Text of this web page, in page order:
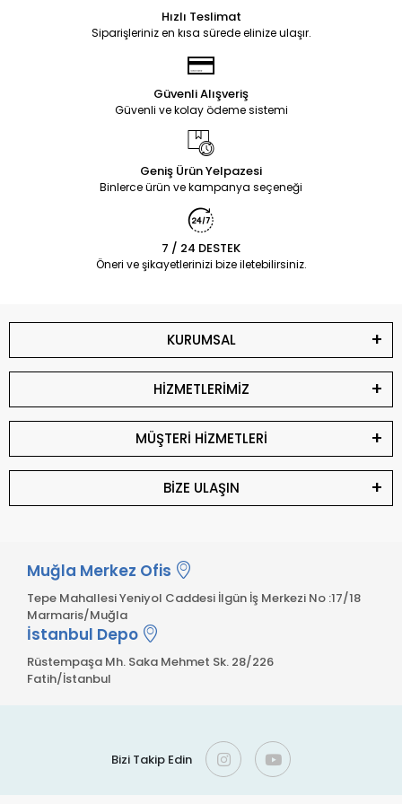
Hızlı Teslimat
Siparişleriniz en kısa sürede elinize ulaşır.
Güvenli Alışveriş
Güvenli ve kolay ödeme sistemi
Geniş Ürün Yelpazesi
Binlerce ürün ve kampanya seçeneği
7 / 24 DESTEK
Öneri ve şikayetlerinizi bize iletebilirsiniz.
KURUMSAL
HİZMETLERİMİZ
MÜŞTERİ HİZMETLERİ
BİZE ULAŞIN
Muğla Merkez Ofis
Tepe Mahallesi Yeniyol Caddesi İlgün İş Merkezi No :17/18
Marmaris/Muğla
İstanbul Depo
Rüstempaşa Mh. Saka Mehmet Sk. 28/226
Fatih/İstanbul
Bizi Takip Edin